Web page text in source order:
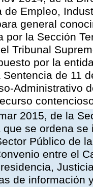
de Empleo,
general
por la Sección
Tribunal
por la
de 11
Administrativo
2015, de la
que se ordena
Público de
entre el
de información